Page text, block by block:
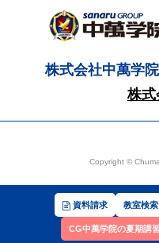
資料請求 教室検索
CG中萬学院の夏期講
株式会社中萬学
株式
Copyright ©